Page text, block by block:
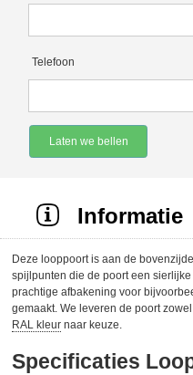
Telefoon
Laten we bellen
Informatie
Deze looppoort is aan de
spijlpunten die de poort een
prachtige afbakening voor
gemaakt. We leveren de poort
RAL kleur naar keuze.
Specificaties